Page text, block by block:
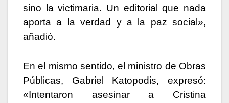
sino la victimaria. Un editorial que nada
aporta a la verdad y a la paz social»,
añadió.
En el mismo sentido, el ministro de Obras
Públicas, Gabriel Katopodis, expresó:
«Intentaron asesinar a Cristina